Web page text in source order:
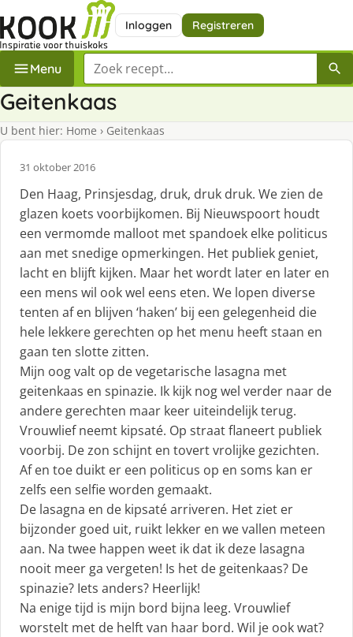
Inloggen Registreren
Menu Zoek een recept
Geitenkaas
U bent hier: Home › Geitenkaas
31 oktober 2016
Den Haag, Prinsjesdag, druk, druk druk. We zien de
glazen koets voorbijkomen. Bij Nieuwspoort houdt
een vermomde malloot met spandoek elke politicus
aan met snedige opmerkingen. Het publiek geniet,
lacht en blijft kijken. Maar het wordt later en later en
een mens wil ook wel eens eten. We lopen diverse
tenten af en blijven ‘haken’ bij een gelegenheid die
hele lekkere gerechten op het menu heeft staan en
gaan ten slotte zitten.
Mijn oog valt op de vegetarische lasagna met
geitenkaas en spinazie. Ik kijk nog wel verder naar de
andere gerechten maar keer uiteindelijk terug.
Vrouwlief neemt kipsaté. Op straat flaneert publiek
voorbij. De zon schijnt en tovert vrolijke gezichten.
Af en toe duikt er een politicus op en soms kan er
zelfs een selfie worden gemaakt.
De lasagna en de kipsaté arriveren. Het ziet er
bijzonder goed uit, ruikt lekker en we vallen meteen
aan. Na twee happen weet ik dat ik deze lasagna
nooit meer ga vergeten! Is het de geitenkaas? De
spinazie? Iets anders? Heerlijk!
Na enige tijd is mijn bord bijna leeg. Vrouwlief
worstelt met de helft van haar bord. Wil je ook wat?